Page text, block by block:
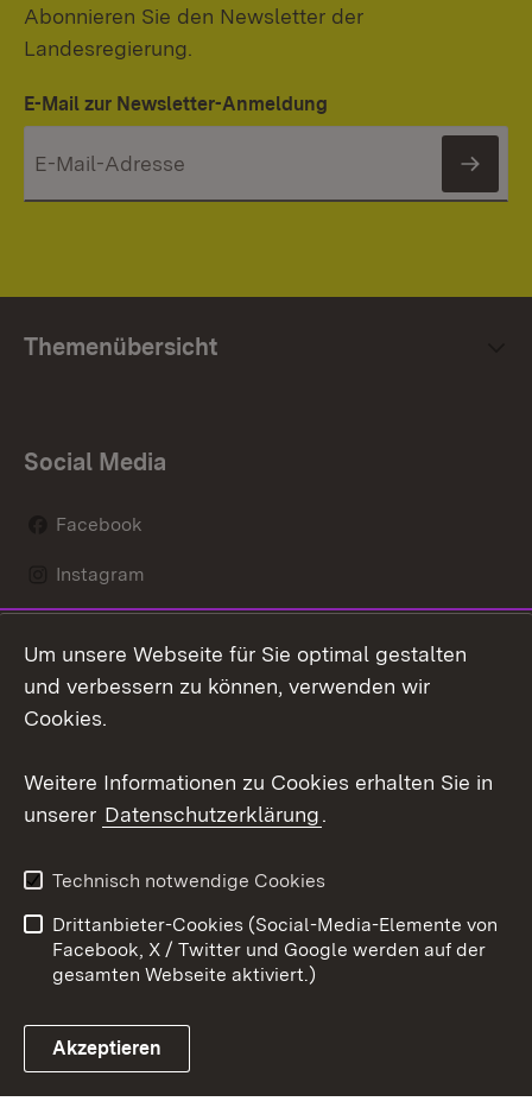
Abonnieren Sie den Newsletter der
Landesregierung.
E-Mail zur Newsletter-Anmeldung
Themenübersicht
Social Media
Facebook
Instagram
Mastodon
Youtube
Link zum Landesportal
Kontakt
Datenschutz
Barrierefreiheit
Impressum Cookies
Um unsere Webseite für Sie optimal gestalten
und verbessern zu können, verwenden wir
Cookies.
Weitere Informationen zu Cookies erhalten Sie in
unserer Datenschutzerklärung.
Technisch notwendige Cookies
Drittanbieter-Cookies (Social-Media-Elemente von
Facebook, X / Twitter und Google werden auf der
gesamten Webseite aktiviert.)
Akzeptieren